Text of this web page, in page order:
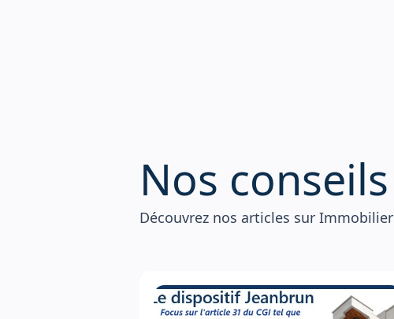
Nos conseils
Découvrez nos articles sur Immobilier